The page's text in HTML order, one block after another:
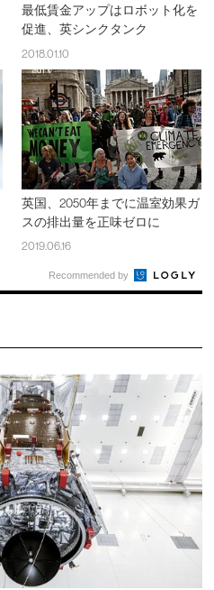
最低賃金アップはロボット化を
促進、英シンクタンク
2018.01.10
英国、2050年までに温室効果ガ
スの排出量を正味ゼロに
2019.06.16
Recommended by